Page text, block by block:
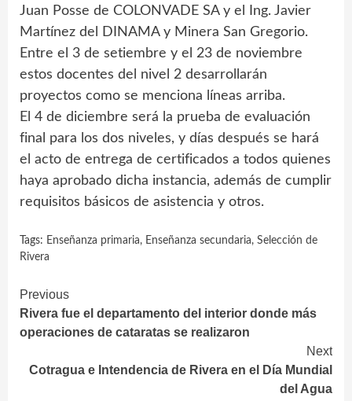
Juan Posse de COLONVADE SA y el Ing. Javier
Martínez del DINAMA y Minera San Gregorio.
Entre el 3 de setiembre y el 23 de noviembre
estos docentes del nivel 2 desarrollarán
proyectos como se menciona líneas arriba.
El 4 de diciembre será la prueba de evaluación
final para los dos niveles, y días después se hará
el acto de entrega de certificados a todos quienes
haya aprobado dicha instancia, además de cumplir
requisitos básicos de asistencia y otros.
Tags: Enseñanza primaria, Enseñanza secundaria, Selección de
Rivera
Continue
Reading
Previous
Rivera fue el departamento del interior donde más
operaciones de cataratas se realizaron
Next
Cotragua e Intendencia de Rivera en el Día Mundial
del Agua